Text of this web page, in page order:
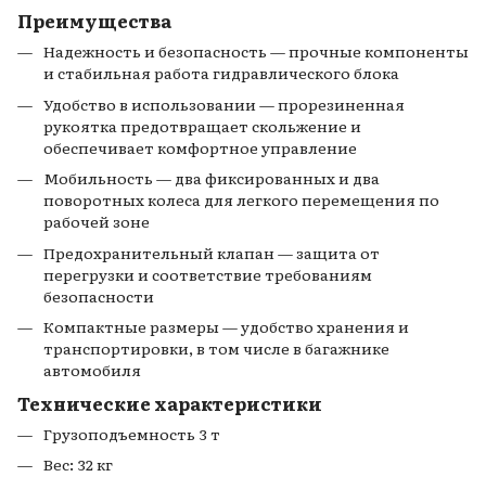
Преимущества
Надежность и безопасность — прочные компоненты
и стабильная работа гидравлического блока
Удобство в использовании — прорезиненная
рукоятка предотвращает скольжение и
обеспечивает комфортное управление
Мобильность — два фиксированных и два
поворотных колеса для легкого перемещения по
рабочей зоне
Предохранительный клапан — защита от
перегрузки и соответствие требованиям
безопасности
Компактные размеры — удобство хранения и
транспортировки, в том числе в багажнике
автомобиля
Технические характеристики
Грузоподъемность 3 т
Вес: 32 кг